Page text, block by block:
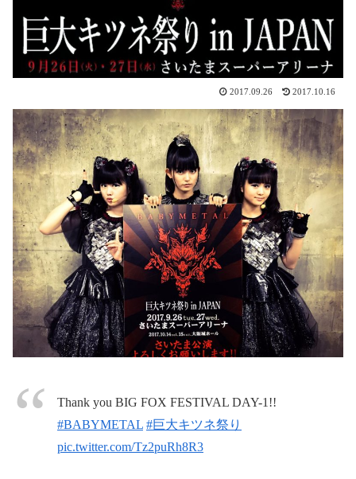
2017.09.26 2017.10.16
Thank you BIG FOX FESTIVAL DAY-1!!
#BABYMETAL #巨大キツネ祭り
pic.twitter.com/Tz2puRh8R3